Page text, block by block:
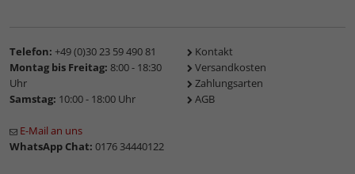
Telefon: +49 (0)30 23 59 490 81
Montag bis Freitag: 8:00 - 18:30
Uhr
Samstag: 10:00 - 18:00 Uhr
E-Mail an uns
WhatsApp Chat: 0176 34440122
Kontakt
Versandkosten
Zahlungsarten
AGB